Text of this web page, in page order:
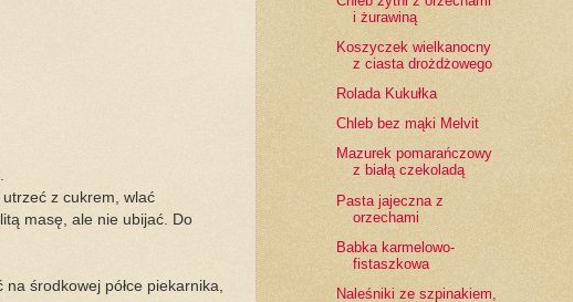
z cukrem, wlać
masę, ale nie ubijać. Do
środkowej półce piekarnika,
i żurawiną
Koszyczek wielkanocny
z ciasta drożdżowego
Rolada Kukułka
Chleb bez mąki Melvit
Mazurek pomarańczowy
z białą czekoladą
Pasta jajeczna z
orzechami
Babka karmelowo-
fistaszkowa
Naleśniki ze szpinakiem,